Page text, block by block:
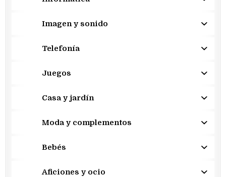
Imagen y sonido
Telefonía
Juegos
Casa y jardín
Moda y complementos
Bebés
Aficiones y ocio